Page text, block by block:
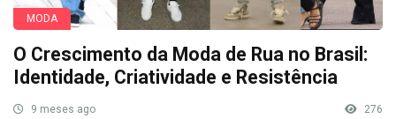
MODA
O Crescimento da Moda de Rua no Brasil:
Identidade, Criatividade e Resistência
9 meses ago 276